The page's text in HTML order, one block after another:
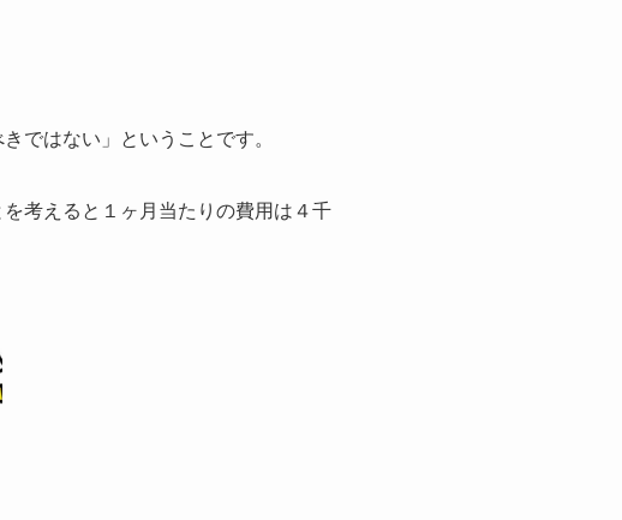
きではない」ということです。
考えると１ヶ月当たりの費用は４千